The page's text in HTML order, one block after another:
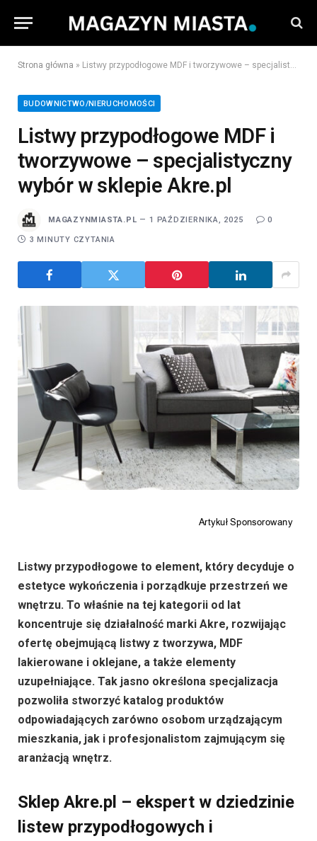
Strona główna » Listwy przypodłogowe MDF i tworzywowe – specjalistyczny wybór w sklepie Akre.pl
BUDOWNICTWO/NIERUCHOMOŚCI
Listwy przypodłogowe MDF i
tworzywowe – specjalistyczny
wybór w sklepie Akre.pl
MAGAZYNMIASTA.PL 1 PAŹDZIERNIKA, 2025 0
3 MINUTY CZYTANIA
Listwy przypodłogowe to element, który decyduje o
estetyce wykończenia i porządkuje przestrzeń we
wnętrzu. To właśnie na tej kategorii od lat
koncentruje się działalność marki Akre, rozwijając
ofertę obejmującą listwy z tworzywa, MDF
lakierowane i oklejane, a także elementy
uzupełniające. Tak jasno określona specjalizacja
pozwoliła stworzyć katalog produktów
odpowiadających zarówno osobom urządzającym
mieszkania, jak i profesjonalistom zajmującym się
aranżacją wnętrz.
Sklep Akre.pl – ekspert w dziedzinie
listew przypodłogowych i